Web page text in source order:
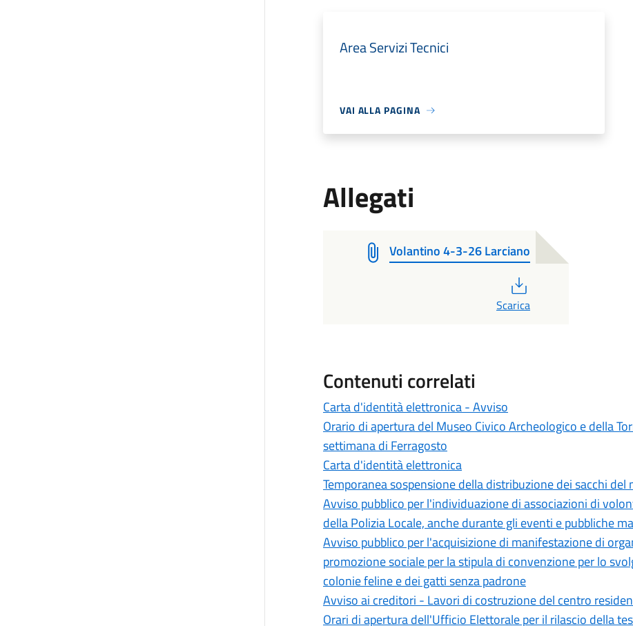
Area Servizi Tecnici
VAI ALLA PAGINA
Allegati
Volantino 4-3-26 Larciano
Scarica
Contenuti correlati
Carta d'identità elettronica - Avviso
Orario di apertura del Museo Civico Archeologico e della
settimana di Ferragosto
Carta d'identità elettronica
Temporanea sospensione della distribuzione dei sacchi
Avviso pubblico per l'individuazione di associazioni di
della Polizia Locale, anche durante gli eventi e pubbliche
Avviso pubblico per l'acquisizione di manifestazione di
promozione sociale per la stipula di convenzione per lo
colonie feline e dei gatti senza padrone
Avviso ai creditori - Lavori di costruzione del centro
Orari di apertura dell'Ufficio Elettorale per il rilascio della